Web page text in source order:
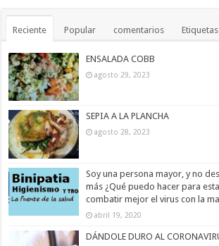
Reciente Popular comentarios Etiquetas
ENSALADA COBB
agosto 29, 2023
SEPIA A LA PLANCHA
agosto 28, 2023
Soy una persona mayor, y no
más ¿Qué puedo hacer para
combatir mejor el virus con la
abril 19, 2020
DÁNDOLE DURO AL